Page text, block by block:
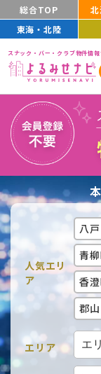
総合TOP
東海・北陸
スナック・バー・クラブ物件情報
人気エリ
ア
八戸
青
香
郡
エリア